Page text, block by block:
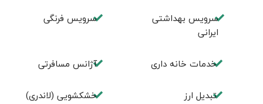
سرویس بهداشتی
ایرانی
سرویس فرنگی
خدمات خانه داری آژانس مسافرتی
تبديل ارز خشکشویی (لاندری)